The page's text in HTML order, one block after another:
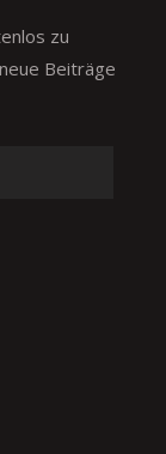
zu
Beiträge